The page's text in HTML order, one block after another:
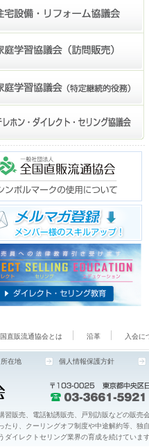
直販流通協会とは 沿革 入会に
所在地 個人情報保護方針
販売、電話勧誘販売、戸別訪販などの販売
り、クーリングオフ制度や中途解約等、
イレクトセリング業界の育成を続けていま